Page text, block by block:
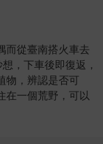
而從臺南搭火車去
，下車後即復返，
物，辨認是否可
在一個荒野，可以